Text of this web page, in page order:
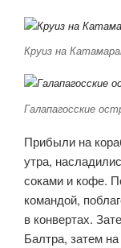
Круиз на
Галапагосские
Прибыли на
утра,
соками и кофе.
командой,
в конвертах.
Балтра, затем